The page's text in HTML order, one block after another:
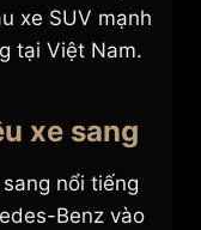
xe SUV mạnh
tại Việt Nam.
xe sang
nổi tiếng
Benz vào